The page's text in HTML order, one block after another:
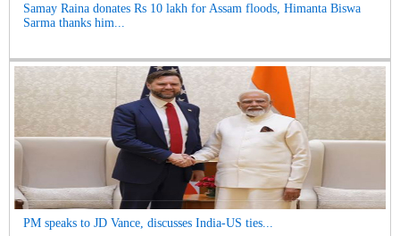
Samay Raina donates Rs 10 lakh for Assam floods, Himanta Biswa
Sarma thanks him...
PM speaks to JD Vance, discusses India-US ties...